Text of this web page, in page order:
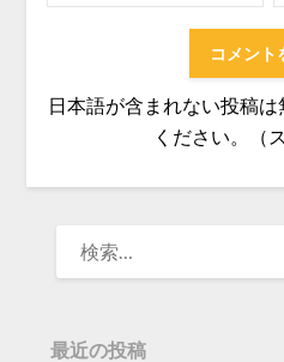
日本語が含まれない投稿
ください。（
最近の投稿